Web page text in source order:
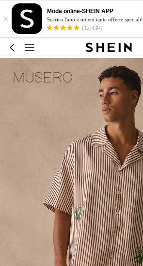
×
Moda online-SHEIN APP
Scarica l'app e ottieni tante offerte speciali!
(12,439)